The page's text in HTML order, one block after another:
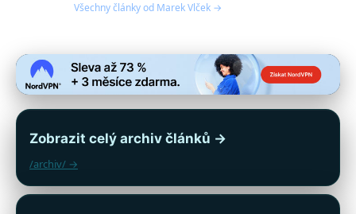
Všechny články od Marek Vlček →
Zobrazit celý archiv článků →
/archiv/ →